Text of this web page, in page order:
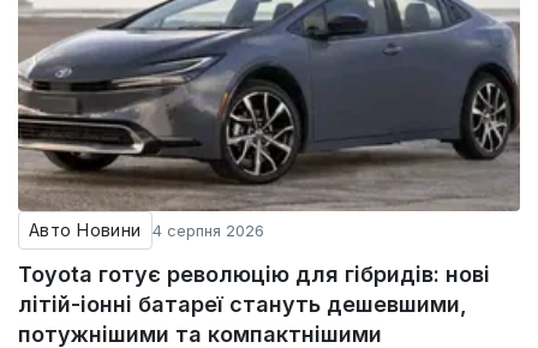
Авто Новини 4 серпня 2026
Toyota готує революцію для гібридів: нові
літій-іонні батареї стануть дешевшими,
потужнішими та компактнішими